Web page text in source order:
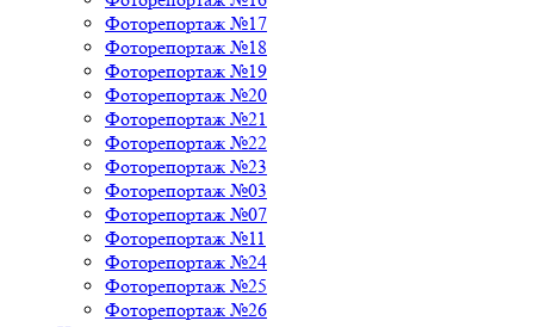
Фоторепортаж №17
Фоторепортаж №18
Фоторепортаж №19
Фоторепортаж №20
Фоторепортаж №21
Фоторепортаж №22
Фоторепортаж №23
Фоторепортаж №03
Фоторепортаж №07
Фоторепортаж №11
Фоторепортаж №24
Фоторепортаж №25
Фоторепортаж №26